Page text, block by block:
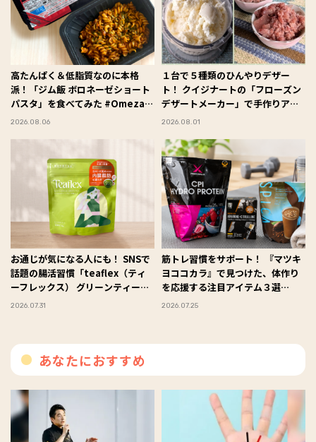
高たんぱく＆低脂質なのに本格
派！「ジム飯 ボロネーゼショート
パスタ」を食べてみた #Omezaト
ーク
2026.08.06
１台で５種類のひんやりデザー
ト！ クイジナートの「フローズン
デザートメーカー」で手作りアイ
スを楽しんでみた #Omezaトーク
2026.08.01
お通じが気になる人にも！ SNSで
話題の腸活習慣「teaflex（ティ
ーフレックス） グリーンティー」
を試してみた #Omezaトーク
2026.07.31
筋トレ習慣をサポート！ 『マツキ
ヨココカラ』で見つけた、体作り
を応援する注目アイテム３選
#Omezaトーク
2026.07.25
あなたにおすすめ